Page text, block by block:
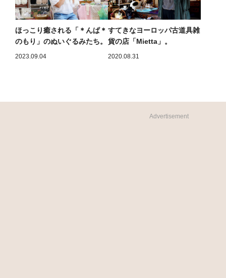
ほっこり癒される「＊んぱ＊
のもり」のぬいぐるみたち。
2023.09.04
すてきなヨーロッパ古道具雑
貨の店「Mietta」。
2020.08.31
Advertisement